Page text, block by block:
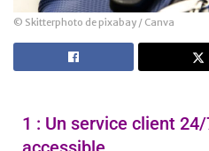
© Skitterphoto de pixabay / Canva
1 : Un service client